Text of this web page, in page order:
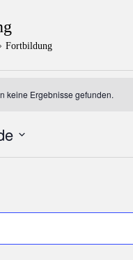
Fortbildung
keine Ergebnisse gefunden.